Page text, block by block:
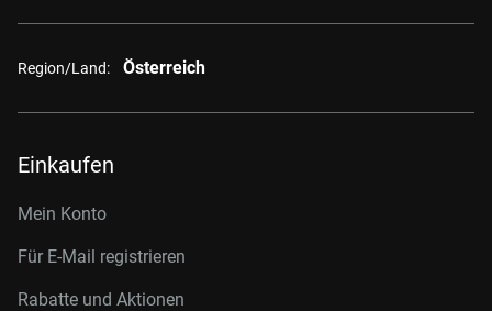
Region/Land: Österreich
Einkaufen
Mein Konto
Für E-Mail registrieren
Rabatte und Aktionen